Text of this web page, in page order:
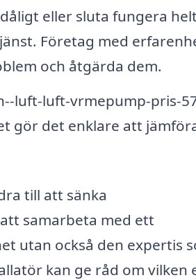
eller sluta fungera
Företag med
och åtgärda dem.
luft-luft-vrmepump-pris-
gör det enklare att
till att sänka
samarbeta med ett
utan också den expertis
kan ge råd om vilken